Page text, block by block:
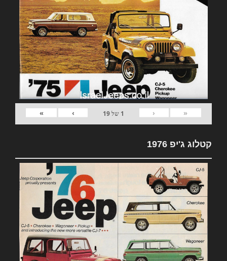
«
‹
1 של19
›
»
קטלוג ג'יפ 1976